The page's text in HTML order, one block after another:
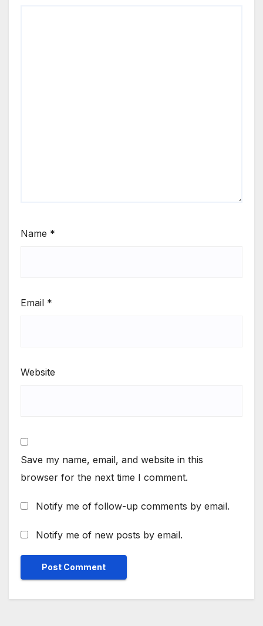
Name *
Email *
Website
Save my name, email, and website in this
browser for the next time I comment.
Notify me of follow-up comments by email.
Notify me of new posts by email.